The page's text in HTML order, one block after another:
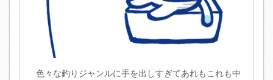
色々な釣りジャンルに手を出しすぎてあれもこれも中